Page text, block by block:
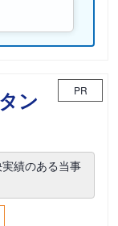
ン
PR
績のある当事